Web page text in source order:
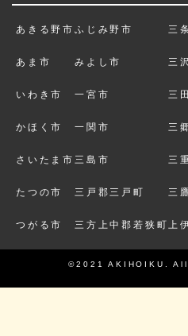
あきる野市
あま市
いわき市
かほく市
さいたま市
たつの市
つがる市
ふじみ野市
みよし市
一宮市
一関市
三島市
三戸郡三戸町
三方上中郡若狭町
三
三
三
三
三
三
上
©2021 AKIHOIKU.